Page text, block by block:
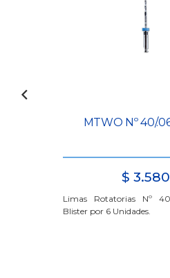
MTWO Nº 40/
$3.580
Limas Rotatorias Nº
Blister por 6 Unidades.